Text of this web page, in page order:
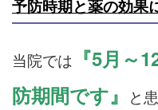
予防時期と薬の効果
当院では 『5月～
防期間です』
と